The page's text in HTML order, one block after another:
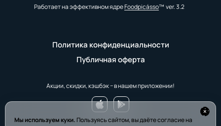
Мы используем куки. Пользуясь сайтом, вы даёте согласие на
Работает на эффективном ядреFoodpicássover. 3.2
Политика конфиденциальности
Публичная оферта
Акции, скидки, кэшбэк − в нашем приложении!